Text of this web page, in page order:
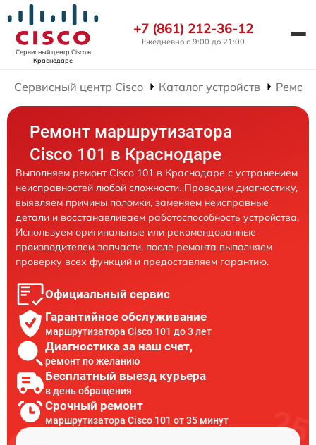
Сервисный центр Ciscoв
Краснодаре
+7 (861) 212-36-12
Ежедневно с 9:00 до 21:00
Сервисный центр Cisco Каталог устройств
Ремонт маршрутизатора
Cisco 101 в Краснодаре
Выполняем ремонт Cisco 101 в Краснодаре с устранением
неисправностей любой сложности. Проводим диагностику,
выявляем причины поломки, заменяем неисправные
детали и восстанавливаем работоспособность устройства.
Используем оригинальные или рекомендованные
производителем запчасти, после ремонта выполняем
проверку всех функций и предоставляем гарантию.
Официальный сервис
Гарантийное обслуживание
маршрутизатора Cisco 101 до 3 лет
Диагностика за наш счет,
ремонт по желанию
Бесплатный выезд курьера
в день обращения
Срочный ремонт
маршрутизатора Cisco 101 от 35 минут